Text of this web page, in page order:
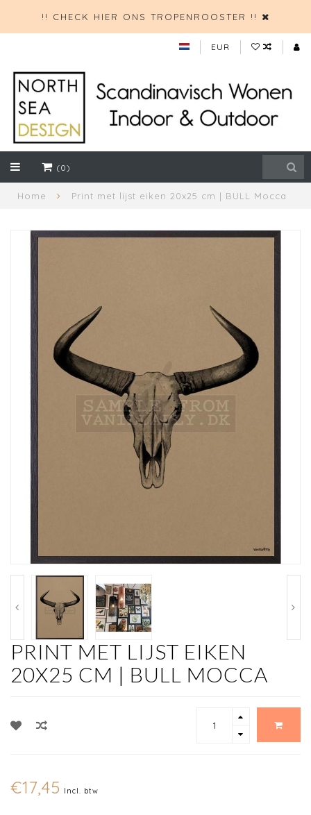
!! CHECK HIER ONS TROPENROOSTER !!
EUR
(0)
Home Print met lijst eiken 20x25 cm | BULL Mocca
PRINT MET LIJST EIKEN
20X25 CM | BULL MOCCA
€17,45 Incl. btw